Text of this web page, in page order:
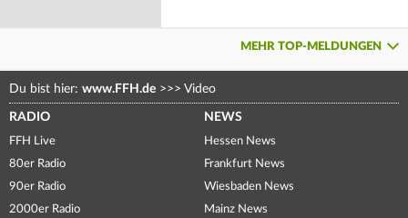
MEHR TOP-MELDUNGEN
Du bist hier: www.FFH.de >>> Video
RADIO
FFH Live
80er Radio
90er Radio
2000er Radio
NEWS
Hessen News
Frankfurt News
Wiesbaden News
Mainz News